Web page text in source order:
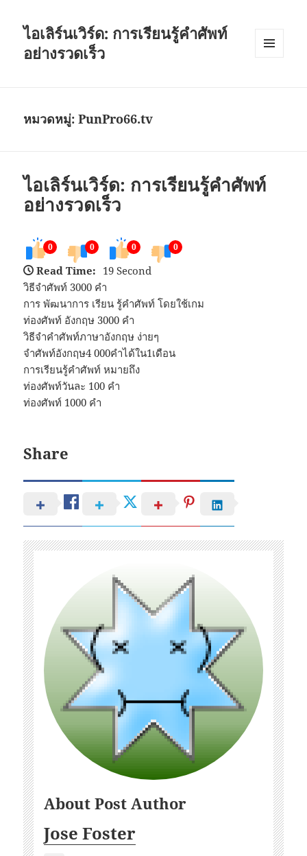
ไอเลิร์นเวิร์ด: การเรียนรู้คำศัพท์
อย่างรวดเร็ว
หมวดหมู่:PunPro66.tv
ไอเลิร์นเวิร์ด: การเรียนรู้คำศัพท์
อย่างรวดเร็ว
0 0 0 0
Read Time: 19 Second
วิธีจำศัพท์ 3000 คำ
การ พัฒนาการ เรียน รู้คำศัพท์ โดยใช้เกม
ท่องศัพท์ อังกฤษ 3000 คํา
วิธีจําคําศัพท์ภาษาอังกฤษ ง่ายๆ
จําศัพท์อังกฤษ4 000คําได้ใน1เดือน
การเรียนรู้คําศัพท์ หมายถึง
ท่องศัพท์วันละ 100 คํา
ท่องศัพท์ 1000 คํา
Share
About Post Author
Jose Foster